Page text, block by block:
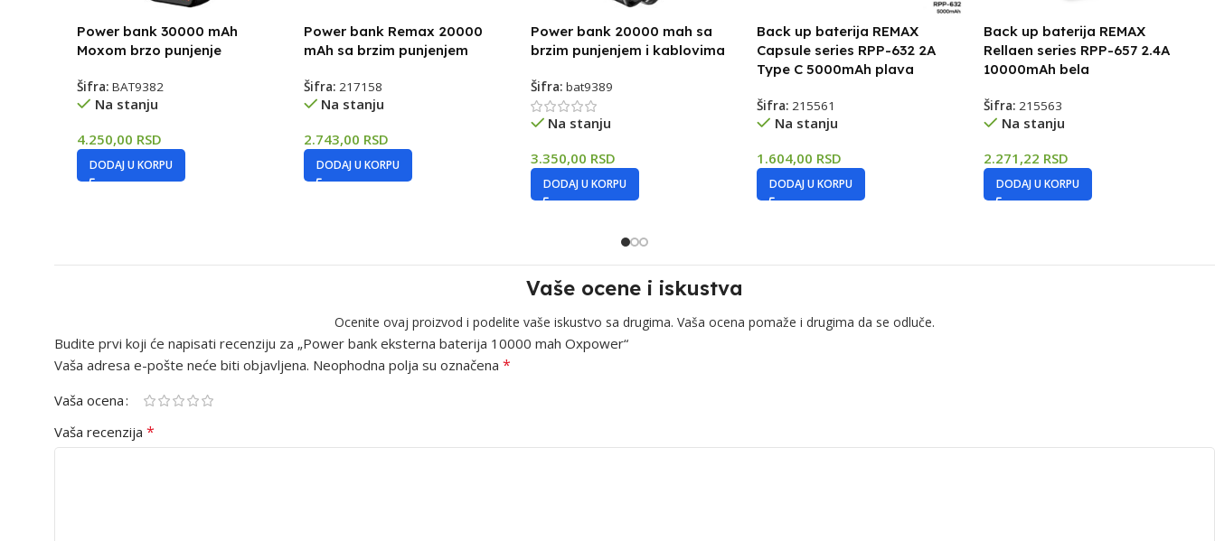
Power bank 30000 mAh
Moxom brzo punjenje
Šifra: BAT9382
Na stanju
4.250,00 RSD
DODAJ U KORPU
Power bank Remax 20000
mAh sa brzim punjenjem
Šifra: 217158
Na stanju
2.743,00 RSD
DODAJ U KORPU
Power bank 20000 mah sa
brzim punjenjem i kablovima
Šifra: bat9389
Na stanju
3.350,00 RSD
DODAJ U KORPU
Back up baterija REMAX
Capsule series RPP-632 2A
Type C 5000mAh plava
Šifra:215561
Na stanju
1.604,00 RSD
DODAJ U KORPU
Back up baterija REMAX
Rellaen series RPP-657 2.4A
10000mAh bela
Šifra:215563
Na stanju
2.271,22 RSD
DODAJ U KORPU
Vaše ocene i iskustva
Ocenite ovaj proizvod i podelite vaše iskustvo sa drugima. Vaša ocena pomaže i drugima da se odluče.
Budite prvi koji će napisati recenziju za „Power bank eksterna baterija 10000 mah Oxpower“
Vaša adresa e-pošte neće biti objavljena. Neophodna polja su označena *
Vaša ocena
Vaša recenzija *